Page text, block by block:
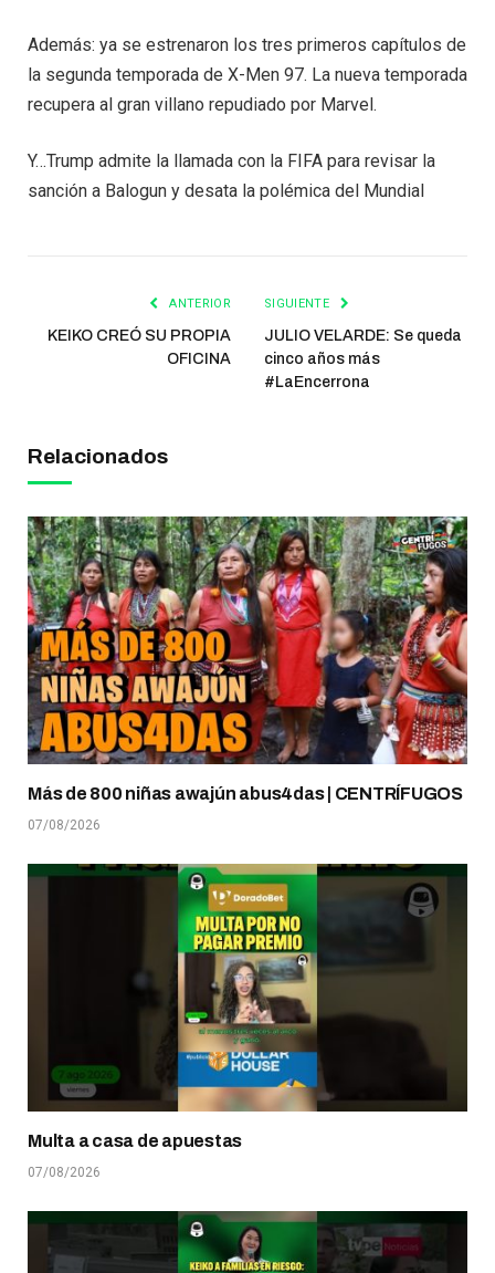
Además: ya se estrenaron los tres primeros capítulos de
la segunda temporada de X-Men 97. La nueva temporada
recupera al gran villano repudiado por Marvel.
Y…Trump admite la llamada con la FIFA para revisar la
sanción a Balogun y desata la polémica del Mundial
ANTERIOR
KEIKO CREÓ SU PROPIA
OFICINA
SIGUIENTE
JULIO VELARDE: Se queda
cinco años más
#LaEncerrona
Relacionados
Más de 800 niñas awajún abus4das | CENTRÍFUGOS
07/08/2026
Multa a casa de apuestas
07/08/2026